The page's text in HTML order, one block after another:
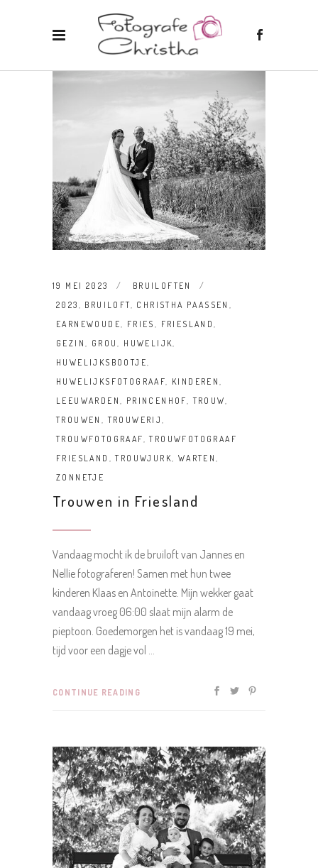
19 MEI 2023
BRUILOFTEN
2023 , BRUILOFT, CHRISTHA PAASSEN ,
EARNEWOUDE, FRIES , FRIESLAND,
GEZIN , GROU, HUWELIJK,
HUWELIJKSBOOTJE,
HUWELIJKSFOTOGRAAF, KINDEREN,
LEEUWARDEN, PRINCENHOF, TROUW,
TROUWEN , TROUWERIJ,
TROUWFOTOGRAAF,TROUWFOTOGRAAF
FRIESLAND ,TROUWJURK, WARTEN,
ZONNETJE
Trouwen in Friesland
Vandaag mocht ik de bruiloft van Jannes en
Nellie fotograferen! Samen met hun twee
kinderen Klaas en Antoinette. Mijn wekker gaat
vandaag vroeg 06:00 slaat mijn alarm de
pieptoon. Goedemorgen het is vandaag 19 mei,
tijd voor een dagje vol
CONTINUE READING